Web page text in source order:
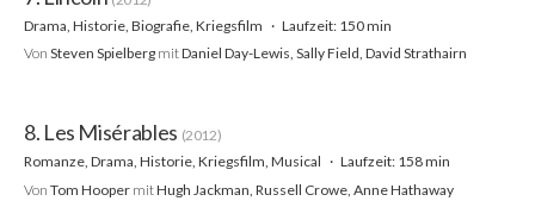
Drama, Historie, Biografie, Kriegsfilm
Laufzeit: 150 min
Von Steven Spielberg mitDaniel Day-Lewis, Sally Field, David Strathairn
8. Les Misérables (2012)
Romanze, Drama, Historie, Kriegsfilm, Musical
Laufzeit: 158 min
Von Tom Hooper mitHugh Jackman, Russell Crowe, Anne Hathaway